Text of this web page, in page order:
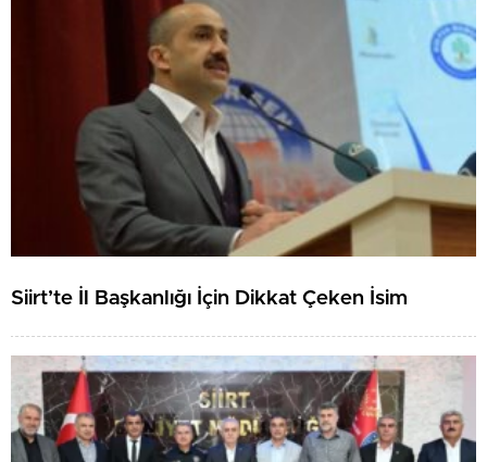
Siirt’te İl Başkanlığı İçin Dikkat Çeken İsim